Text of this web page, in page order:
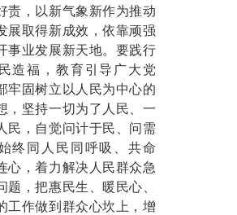
责，以新气象新作为推动
展取得新成效，依靠顽强
事业发展新天地。要践行
造福，教育引导广大党
牢固树立以人民为中心的
，坚持一切为了人民、一
民，自觉问计于民、问需
终同人民同呼吸、共命
心，着力解决人民群众急
题，把惠民生、暖民心、
工作做到群众心坎上，增